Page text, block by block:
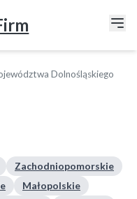
Dolnośląskiego
Zachodniopomorskie
Małopolskie